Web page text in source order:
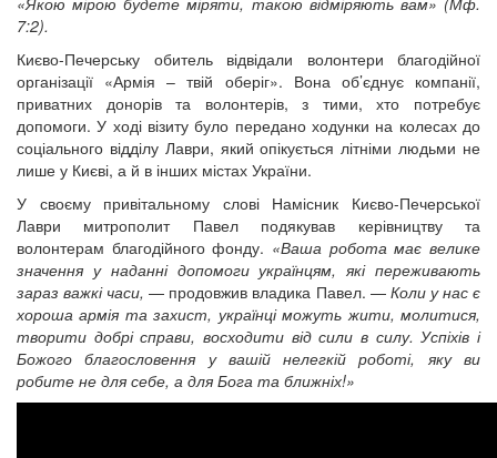
12 сентября 2015Название трансляции
12 сентября 2015
12 сентября 2015Название трансляции
12 сентября 2015
Название трансляции
12 сентября 2015 Название трансляции
12 сентября 2015Название трансляции
12 сентября 2015Название трансляции
Перейти до архіву
7:2).
Києво-Печерську обитель відвідали волонтери благодійної
організації «Армія – твій оберіг». Вона об’єднує компанії,
приватних донорів та волонтерів, з тими, хто потребує
допомоги. У ході візиту було передано ходунки на колесах до
соціального відділу Лаври, який опікується літніми людьми не
лише у Києві, а й в інших містах України.
У своєму привітальному слові Намісник Києво-Печерської
Лаври митрополит Павел подякував керівництву та
волонтерам благодійного фонду. «Ваша робота має велике
значення у наданні допомоги українцям, які переживають
зараз важкі часи, — продовжив владика Павел. — Коли у нас є
хороша армія та захист, українці можуть жити, молитися,
творити добрі справи, восходити від сили в силу. Успіхів і
Божого благословення у вашій нелегкій роботі, яку ви
робите не для себе, а для Бога та ближніх!»